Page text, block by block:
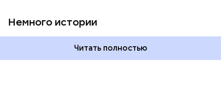
Немного истории
Читать полностью